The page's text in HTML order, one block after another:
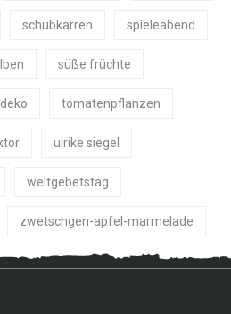
schubkarren spieleabend
süße früchte
tomatenpflanzen
ulrike siegel
weltgebetstag
zwetschgen-apfel-marmelade